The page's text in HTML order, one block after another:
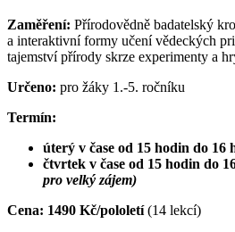
Zaměření: Přírodovědně badatelský
a interaktivní formy učení vědeckých
tajemství přírody skrze experimenty a
Určeno: pro žáky 1.-5. ročníku
Termín:
úterý v čase od 15 hodin do 16
čtvrtek v čase od 15 hodin do
pro velký zájem)
Cena: 1490 Kč/pololetí(14 lekcí)